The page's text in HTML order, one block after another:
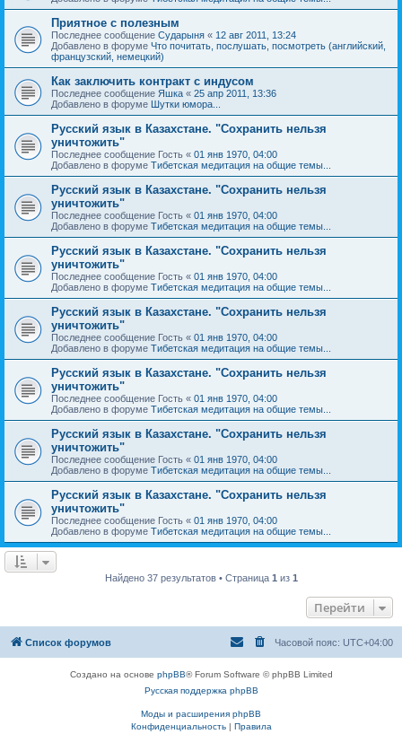
Приятное с полезным
Последнее сообщение Сударыня « 12 авг 2011, 13:24
Добавлено в форуме Что почитать, послушать, посмотреть (английский,
французский, немецкий)
Как заключить контракт с индусом
Последнее сообщение Яшка « 25 апр 2011, 13:36
Добавлено в форуме Шутки юмора...
Русский язык в Казахстане. "Сохранить нельзя
уничтожить"
Последнее сообщение Гость « 01 янв 1970, 04:00
Добавлено в форуме Тибетская медитация на общие темы...
Русский язык в Казахстане. "Сохранить нельзя
уничтожить"
Последнее сообщение Гость « 01 янв 1970, 04:00
Добавлено в форуме Тибетская медитация на общие темы...
Русский язык в Казахстане. "Сохранить нельзя
уничтожить"
Последнее сообщение Гость « 01 янв 1970, 04:00
Добавлено в форуме Тибетская медитация на общие темы...
Русский язык в Казахстане. "Сохранить нельзя
уничтожить"
Последнее сообщение Гость « 01 янв 1970, 04:00
Добавлено в форуме Тибетская медитация на общие темы...
Русский язык в Казахстане. "Сохранить нельзя
уничтожить"
Последнее сообщение Гость « 01 янв 1970, 04:00
Добавлено в форуме Тибетская медитация на общие темы...
Русский язык в Казахстане. "Сохранить нельзя
уничтожить"
Последнее сообщение Гость « 01 янв 1970, 04:00
Добавлено в форуме Тибетская медитация на общие темы...
Русский язык в Казахстане. "Сохранить нельзя
уничтожить"
Последнее сообщение Гость « 01 янв 1970, 04:00
Добавлено в форуме Тибетская медитация на общие темы...
Найдено 37 результатов • Страница 1 из 1
Перейти
Список форумов Часовой пояс: UTC+04:00
Создано на основе phpBB® Forum Software © phpBB Limited
Русская поддержка phpBB
Моды и расширения phpBB
Конфиденциальность| Правила